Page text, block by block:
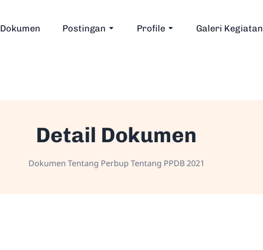
Dokumen Postingan Profile Galeri Kegiatan
Detail Dokumen
Dokumen Tentang Perbup Tentang PPDB 2021